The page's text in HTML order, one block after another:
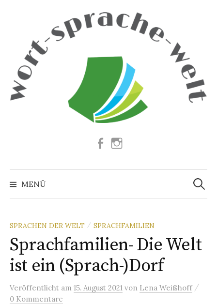
Facebook
MENÜ
Suchen
nach:
SPRACHEN DER WELT / SPRACHFAMILIEN
Sprachfamilien- Die Welt
ist ein (Sprach-)Dorf
Veröffentlicht am 15. August 2021 von Lena Weißhoff /
0 Kommentare